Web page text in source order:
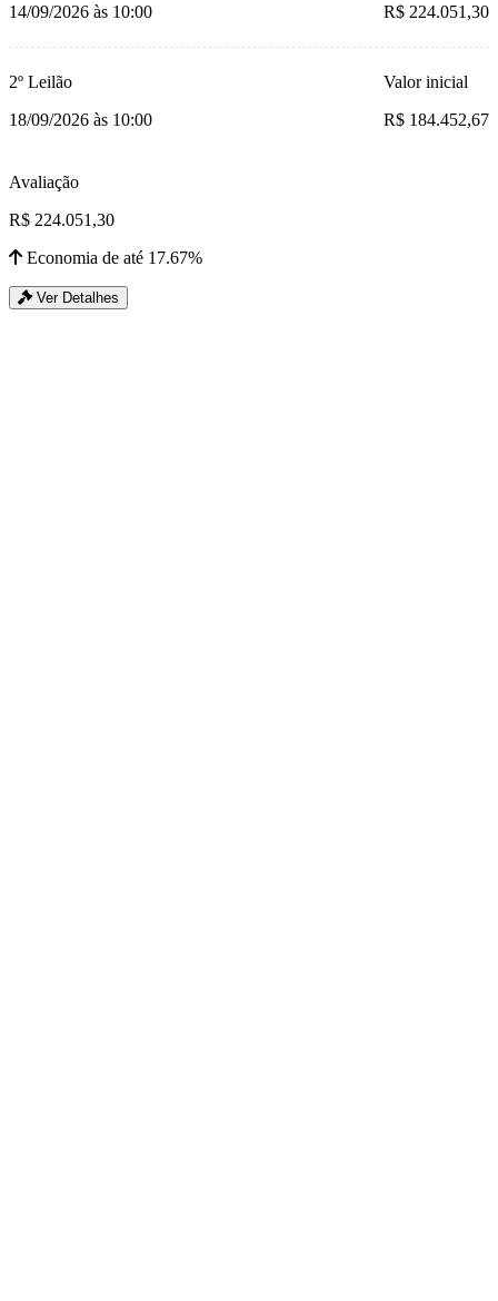
14/09/2026 às 10:00
R$ 224.051,30
2º Leilão
18/09/2026 às 10:00
Valor inicial
R$ 184.452,67
Avaliação
R$ 224.051,30
Economia de até 17.67%
Ver Detalhes